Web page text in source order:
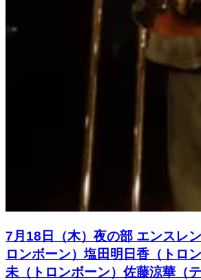
7月18日（木）夜の部 エンスレ
ロンボーン）塩田明日香（トロ
未（トロンボーン）佐藤涼華（テ